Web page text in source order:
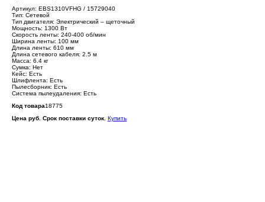
Артикул: EBS1310VFHG / 15729040
Тип: Сетевой
Тип двигателя: Электрический – щеточный
Мощность: 1300 Вт
Скорость ленты: 240-400 об/мин
Ширина ленты: 100 мм
Длина ленты: 610 мм
Длина сетевого кабеля: 2.5 м
Масса: 6.4 кг
Сумка: Нет
Кейс: Есть
Шлифлента: Есть
Пылесборник: Есть
Система пылеудаления: Есть
Код товара18775
Цена руб. Срок поставки суток. Купить